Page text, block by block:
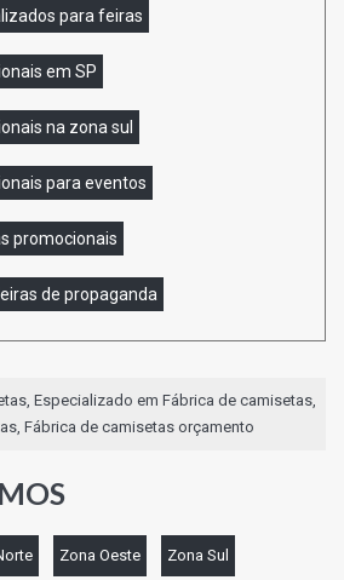
para feiras
em SP
na zona sul
para eventos
promocionais
de propaganda
Especializado em Fábrica de camisetas,
Fábrica de camisetas orçamento
Zona Oeste Zona Sul